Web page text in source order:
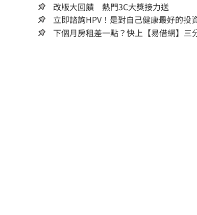
改版大回饋 熱門3C大獎接力送
立即諮詢HPV！是對自己健康最好的投
下個月房租差一點？快上【易借網】三